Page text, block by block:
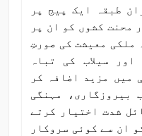
طبقہ ایک پیج پر
محنت کشوں کو ان پر
ملکی معیشت کی صورتِ
سیلاب کی تباہ
میں مزید اضافہ کر
بیروزگاری، مہنگی
شدت اختیار کرتے
ان سے کوئی سروکار